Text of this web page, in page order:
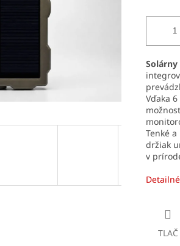
Solárny
Vďaka
Tenké
držiak
v
TLAČ